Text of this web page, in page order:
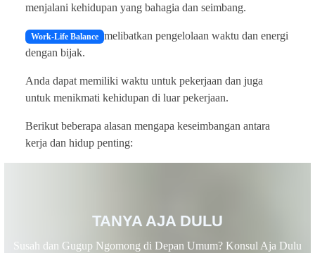
menjalani kehidupan yang bahagia dan seimbang.
Work-Life Balance melibatkan pengelolaan waktu dan energi
dengan bijak.
Anda dapat memiliki waktu untuk pekerjaan dan juga
untuk menikmati kehidupan di luar pekerjaan.
Berikut beberapa alasan mengapa keseimbangan antara
kerja dan hidup penting:
TANYA AJA DULU
Susah dan Gugup Ngomong di Depan Umum? Konsul Aja Dulu